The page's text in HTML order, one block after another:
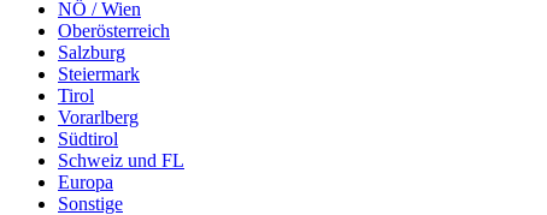
NÖ / Wien
Oberösterreich
Salzburg
Steiermark
Tirol
Vorarlberg
Südtirol
Schweiz und FL
Europa
Sonstige